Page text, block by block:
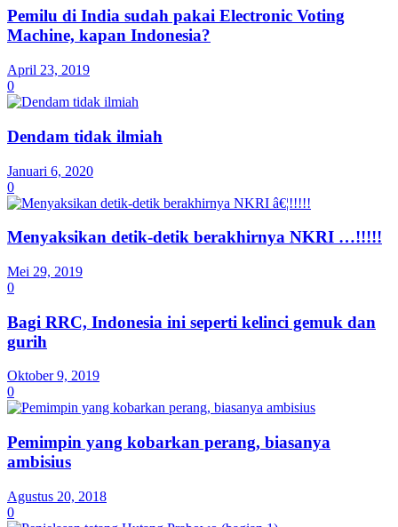
Pemilu di India sudah pakai Electronic Voting
Machine, kapan Indonesia?
April 23, 2019
0
Dendam tidak ilmiah
Januari 6, 2020
0
Menyaksikan detik-detik berakhirnya NKRI …!!!!!
Mei 29, 2019
0
Bagi RRC, Indonesia ini seperti kelinci gemuk dan
gurih
Oktober 9, 2019
0
Pemimpin yang kobarkan perang, biasanya
ambisius
Agustus 20, 2018
0